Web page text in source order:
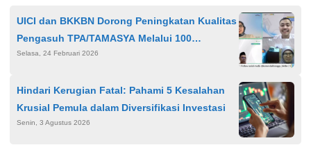
UICI dan BKKBN Dorong Peningkatan Kualitas
Pengasuh TPA/TAMASYA Melalui 100
Beasiswa S1
Selasa, 24 Februari 2026
Hindari Kerugian Fatal: Pahami 5 Kesalahan
Krusial Pemula dalam Diversifikasi Investasi
Senin, 3 Agustus 2026